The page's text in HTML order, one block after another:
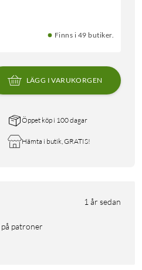
Finns i 49 butiker.
LÄGG I VARUKORGEN
Öppet köp i 100 dagar
Hämta i butik, GRATIS!
1 år sedan
på patroner